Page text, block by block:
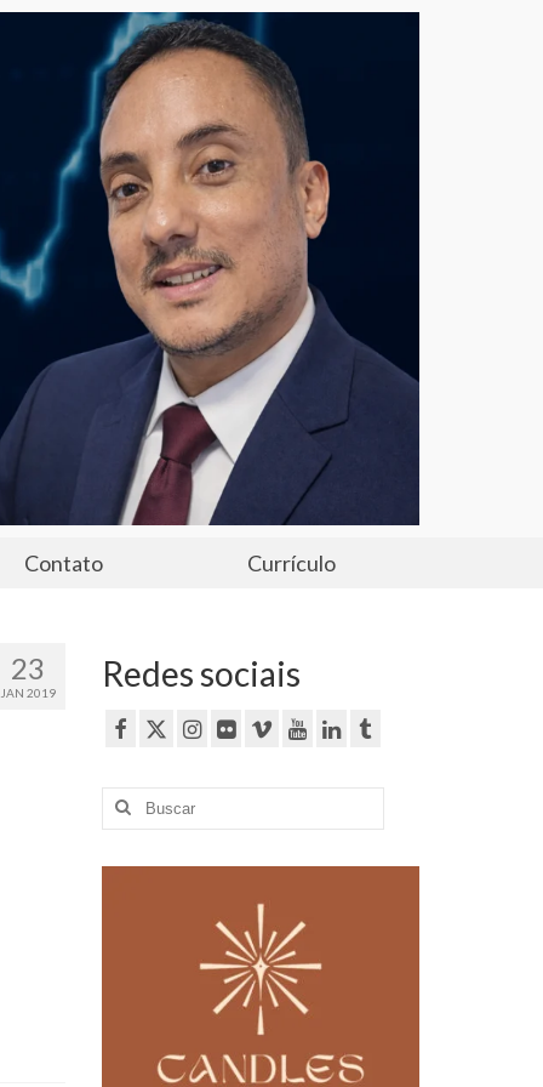
Contato Currículo
23
JAN 2019 Redes sociais
Buscar